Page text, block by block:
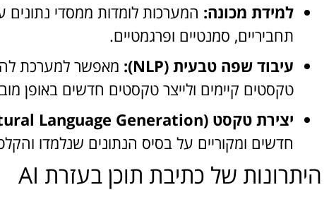
למידת מכונה: המערכות לומדות ממסדי
תחביריים, סמנטיים ופרגמטיים.
עיבוד שפה טבעית (NLP):
מאפשר למערכת
טקסטים קיימים ולייצר טקסטים חדשים באופן
יצירת טקסט (NLG – Natural Language Generation):
חדשים ומקוריים על בסיס הנתונים שנלמדו
היתרונות של כתיבת תוכן בעזרת AI